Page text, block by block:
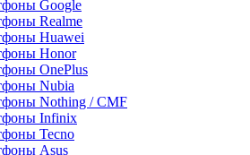
Google
Realme
Huawei
Honor
OnePlus
Nubia
Nothing / CMF
Infinix
Tecno
Asus